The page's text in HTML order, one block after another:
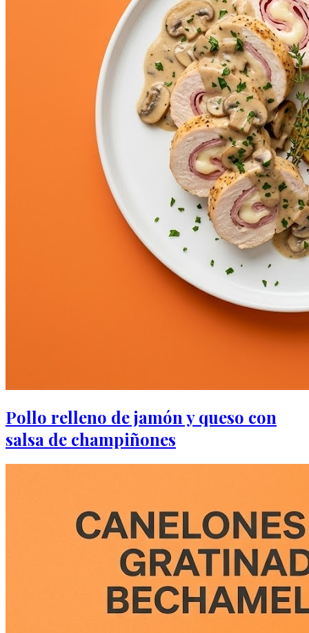
Pollo relleno de jamón y queso con
salsa de champiñones